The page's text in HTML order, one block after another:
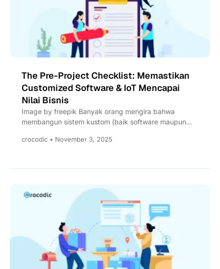
The Pre-Project Checklist: Memastikan
Customized Software & IoT Mencapai
Nilai Bisnis
Image by freepik Banyak orang mengira bahwa
membangun sistem kustom (baik software maupun
crocodic • November 3, 2025